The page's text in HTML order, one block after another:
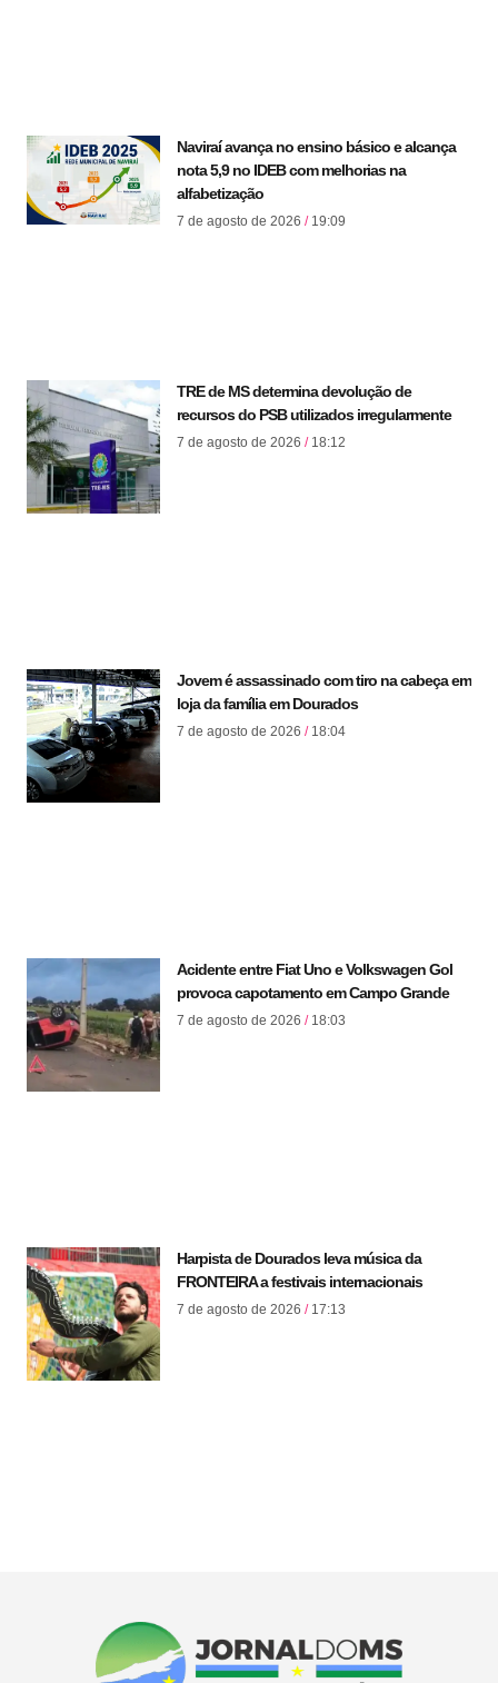
Naviraí avança no ensino básico e alcança
nota 5,9 no IDEB com melhorias na
alfabetização
7 de agosto de 2026 19:09
TRE de MS determina devolução de
recursos do PSB utilizados irregularmente
7 de agosto de 2026 18:12
Jovem é assassinado com tiro na cabeça em
loja da família em Dourados
7 de agosto de 2026 18:04
Acidente entre Fiat Uno e Volkswagen Gol
provoca capotamento em Campo Grande
7 de agosto de 2026 18:03
Harpista de Dourados leva música da
FRONTEIRA a festivais internacionais
7 de agosto de 2026 17:13